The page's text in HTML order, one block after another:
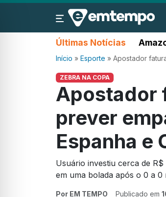
Últimas Notícias
Início » Esporte » Apostador
ZEBRA NA COPA
Apostador
prever
Espanha e
Usuário investiu cerca de
em uma bolada após o 0 a 0
Por EM TEMPO Publicado em